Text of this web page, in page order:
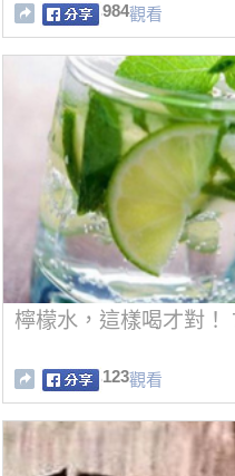
984觀看
檸檬水，這樣喝才對！
123觀看